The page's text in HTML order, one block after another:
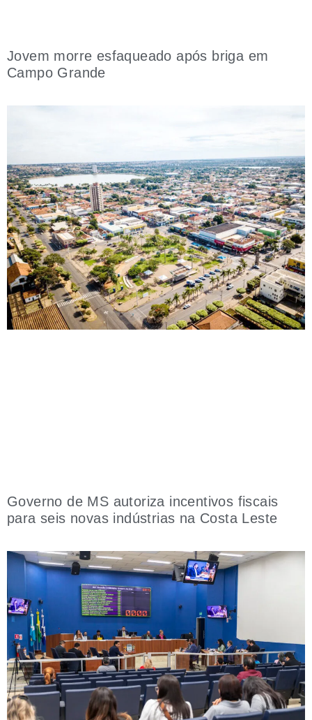
Jovem morre esfaqueado após briga em
Campo Grande
Governo de MS autoriza incentivos fiscais
para seis novas indústrias na Costa Leste